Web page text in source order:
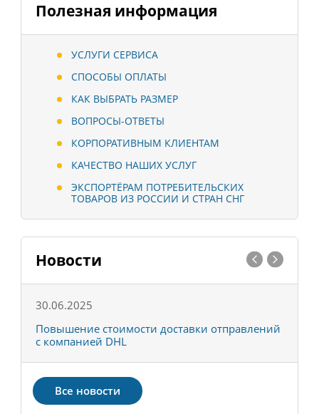
Полезная информация
УСЛУГИ СЕРВИСА
СПОСОБЫ ОПЛАТЫ
КАК ВЫБРАТЬ РАЗМЕР
ВОПРОСЫ-ОТВЕТЫ
КОРПОРАТИВНЫМ КЛИЕНТАМ
КАЧЕСТВО НАШИХ УСЛУГ
ЭКСПОРТЁРАМ ПОТРЕБИТЕЛЬСКИХ
ТОВАРОВ ИЗ РОССИИ И СТРАН СНГ
Новости
30.06.2025
Повышение стоимости доставки отправлений
с компанией DHL
Все новости